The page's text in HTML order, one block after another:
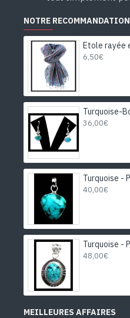
NOTRE RECOMMANDATION
6,50€
36,00€
40,00€
48,00€
MEILLEURES AFFAIRES